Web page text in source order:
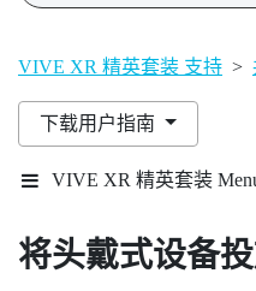
VIVE XR 精英套装 支持 >
下载用户指南
VIVE XR 精英套装
将头戴式设备